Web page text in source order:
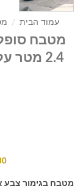
עמוד הבית /
מטבח
330 במלאי
מטבח בגימור צבע